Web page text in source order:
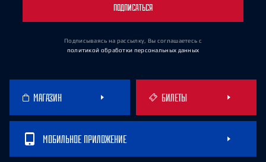
ПОДПИСАТЬСЯ
Подписываясь на рассылку, Вы соглашаетесь с
политикой обработки персональных данных
МАГАЗИН БИЛЕТЫ
МОБИЛЬНОЕ ПРИЛОЖЕНИЕ